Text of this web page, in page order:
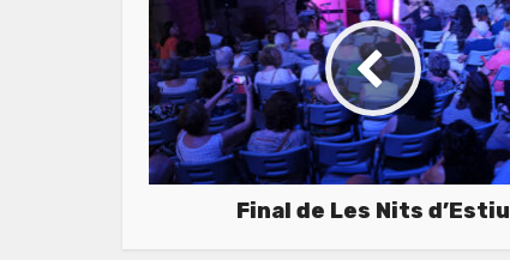
Final de Les Nits d’Estiu